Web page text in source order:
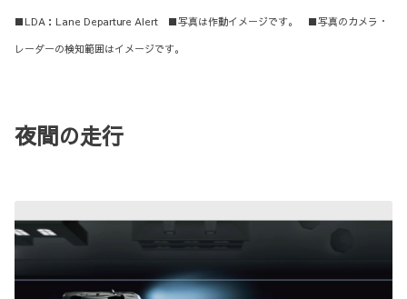
■LDA：Lane Departure Alert ■写真は作動イメージです。 ■写真のカメラ・
レーダーの検知範囲はイメージです。
夜間の走行